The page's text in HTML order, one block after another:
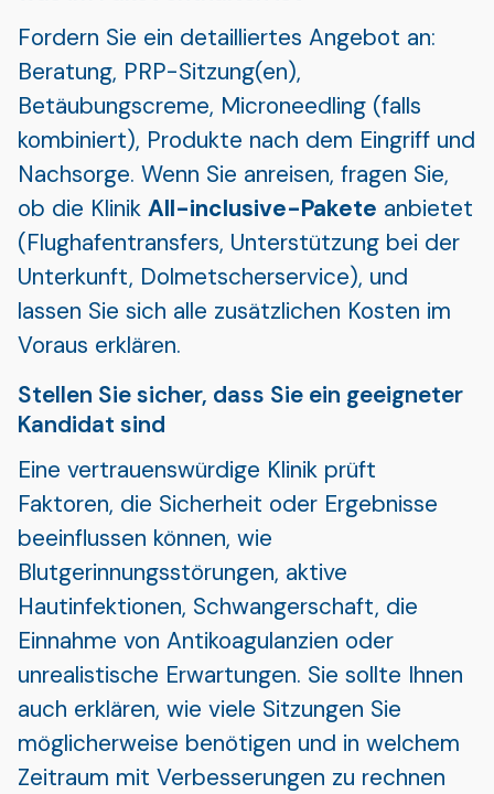
Fordern Sie ein detailliertes Angebot an:
Beratung, PRP-Sitzung(en),
Betäubungscreme, Microneedling (falls
kombiniert), Produkte nach dem Eingriff und
Nachsorge. Wenn Sie anreisen, fragen Sie,
ob die Klinik All-inclusive-Pakete anbietet
(Flughafentransfers, Unterstützung bei der
Unterkunft, Dolmetscherservice), und
lassen Sie sich alle zusätzlichen Kosten im
Voraus erklären.
Stellen Sie sicher, dass Sie ein geeigneter
Kandidat sind
Eine vertrauenswürdige Klinik prüft
Faktoren, die Sicherheit oder Ergebnisse
beeinflussen können, wie
Blutgerinnungsstörungen, aktive
Hautinfektionen, Schwangerschaft, die
Einnahme von Antikoagulanzien oder
unrealistische Erwartungen. Sie sollte Ihnen
auch erklären, wie viele Sitzungen Sie
möglicherweise benötigen und in welchem
Zeitraum mit Verbesserungen zu rechnen